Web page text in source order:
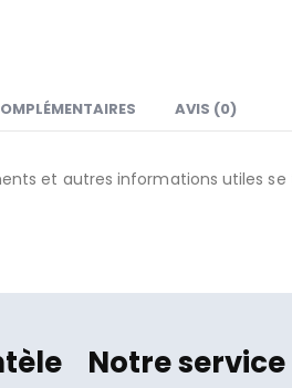
AVIS (0)
et autres informations utiles
Notre service